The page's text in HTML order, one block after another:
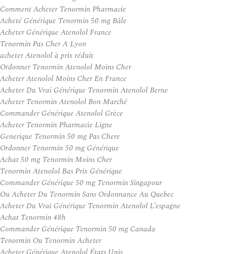
Comment Acheter Tenormin Pharmacie
Acheté Générique Tenormin 50 mg Bâle
Acheter Générique Atenolol France
Tenormin Pas Cher A Lyon
acheter Atenolol à prix réduit
Ordonner Tenormin Atenolol Moins Cher
Acheter Atenolol Moins Cher En France
Acheter Du Vrai Générique Tenormin Atenolol Berne
Acheter Tenormin Atenolol Bon Marché
Commander Générique Atenolol Grèce
Acheter Tenormin Pharmacie Ligne
Generique Tenormin 50 mg Pas Chere
Ordonner Tenormin 50 mg Générique
Achat 50 mg Tenormin Moins Cher
Tenormin Atenolol Bas Prix Générique
Commander Générique 50 mg Tenormin Singapour
Ou Acheter Du Tenormin Sans Ordonnance Au Quebec
Acheter Du Vrai Générique Tenormin Atenolol L’espagne
Achat Tenormin 48h
Commander Générique Tenormin 50 mg Canada
Tenormin Ou Tenormin Acheter